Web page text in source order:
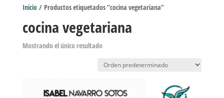
Inicio/ Productos etiquetados “cocina vegetariana”
cocina vegetariana
Mostrando el único resultado